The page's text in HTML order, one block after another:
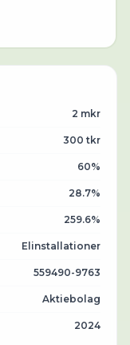
2 mkr
300 tkr
60%
28.7%
259.6%
Elinstallationer
559490-9763
Aktiebolag
2024